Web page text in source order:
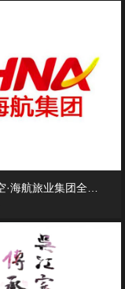
海南航空·海航旅业集团全景漫游展示